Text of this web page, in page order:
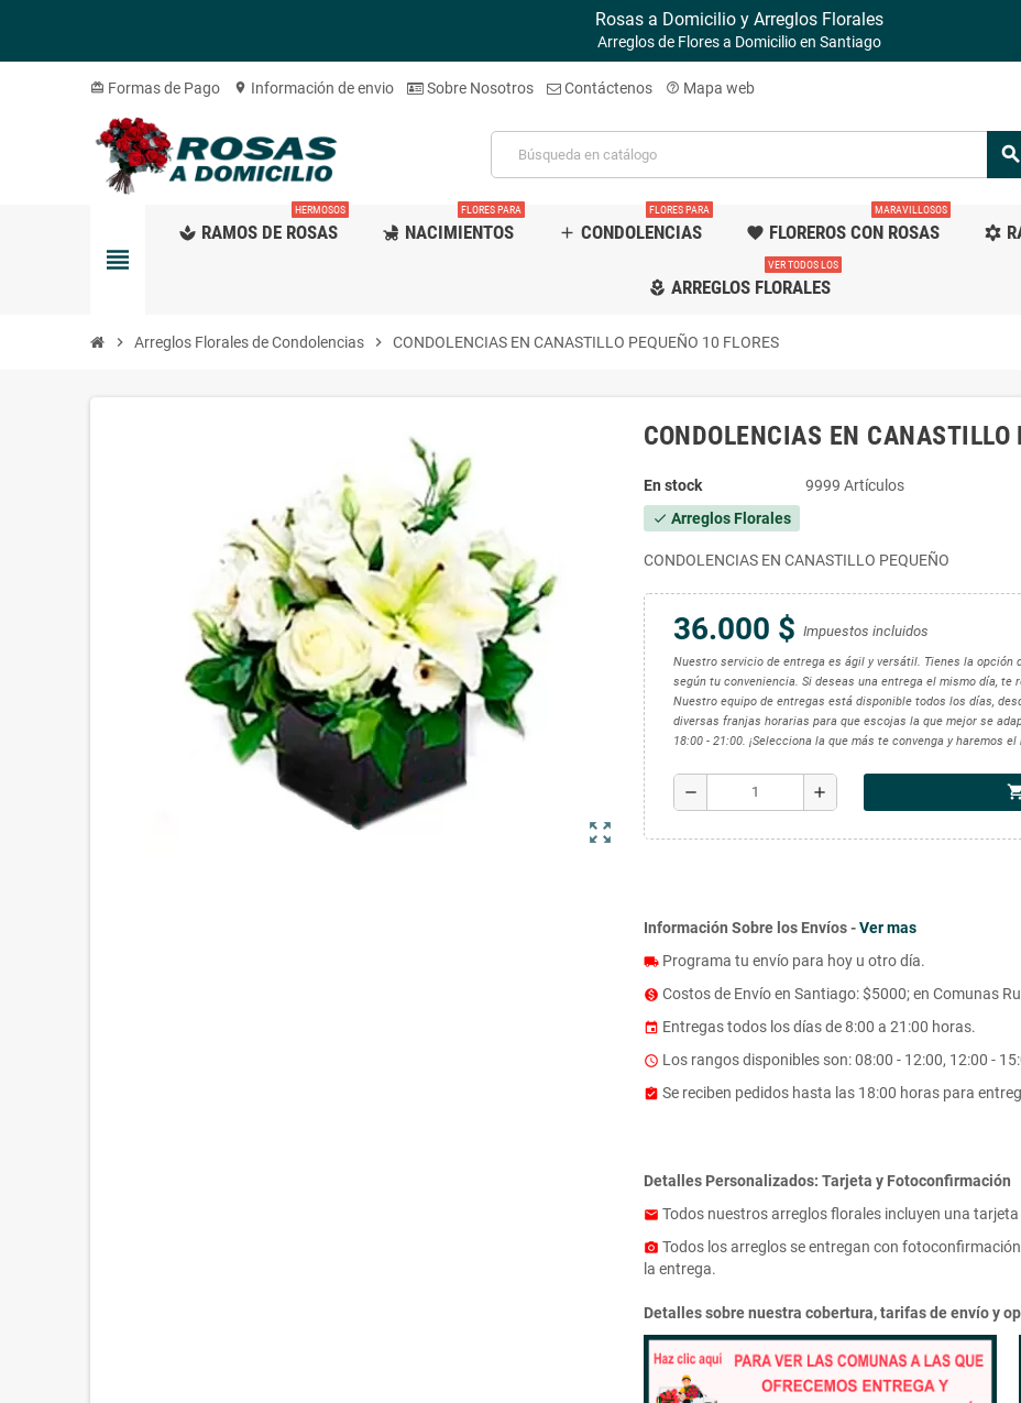
Rosas a Domicilio y Arreglos Florales
Arreglos de Flores a Domicilio en Santiago
card_giftcard Formas de Pago location_on Información de envio Sobre Nosotros Contáctenos help_outline Mapa web
search
view_headline
spa RAMOS DE ROSAS
HERMOSOS
child_friendly NACIMIENTOS
FLORES PARA
add CONDOLENCIAS
FLORES PARA
favorite FLOREROS CON ROSAS
MARAVILLOSOS
filter_vintage
local_florist ARREGLOS FLORALES
VER TODOS LOS
chevron_right Arreglos Florales de Condolencias chevron_right CONDOLENCIAS EN CANASTILLO PEQUEÑO 10 FLORES
zoom_out_map
CONDOLENCIAS EN CANASTILLO
En stock 9999 Artículos
check Arreglos Florales
CONDOLENCIAS EN CANASTILLO PEQUEÑO
36.000 $ Impuestos incluidos
Nuestro servicio de entrega es ágil y versátil. Tienes la
según tu conveniencia. Si deseas una entrega el mismo día,
Nuestro equipo de entregas está disponible todos los días,
diversas franjas horarias para que escojas la que mejor se
18:00 - 21:00. ¡Selecciona la que más te convenga y haremos
remove add
Información Sobre los Envíos -Ver mas
local_shippingPrograma tu envío para hoy u otro día.
monetization_on Costos de Envío en Santiago: $5000; en Comunas
event Entregas todos los días de 8:00 a 21:00 horas.
access_time Los rangos disponibles son: 08:00 - 12:00, 12:00 -
assignment_turned_in Se reciben pedidos hasta las 18:00 horas para
Detalles Personalizados: Tarjeta y Fotoconfirmación
email Todos nuestros arreglos florales incluyen una
photo_camera Todos los arreglos se entregan con
la entrega.
Detalles sobre nuestra cobertura, tarifas de envío y